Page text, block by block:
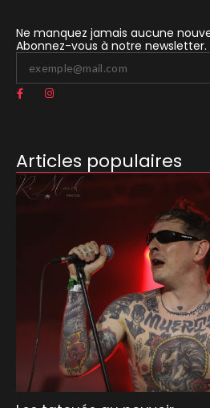
Ne manquez jamais aucune
Abonnez-vous à notre newsletter.
Articles populaires